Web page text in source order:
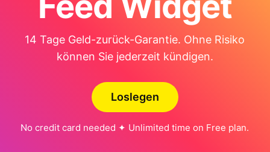
14 Tage Geld-zurück-Garantie. Ohne Risiko
können Sie jederzeit kündigen.
Loslegen
No credit card needed ✦ Unlimited time on Free plan.